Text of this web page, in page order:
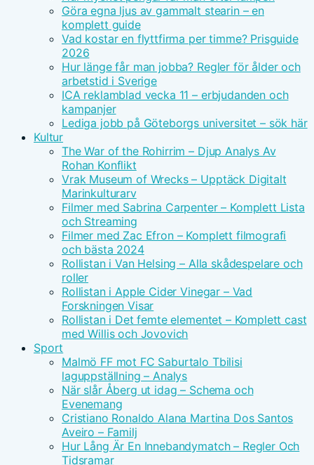
Göra egna ljus av gammalt stearin – en
komplett guide
Vad kostar en flyttfirma per timme? Prisguide
2026
Hur länge får man jobba? Regler för ålder och
arbetstid i Sverige
ICA reklamblad vecka 11 – erbjudanden och
kampanjer
Lediga jobb på Göteborgs universitet – sök här
Kultur
The War of the Rohirrim – Djup Analys Av
Rohan Konflikt
Vrak Museum of Wrecks – Upptäck Digitalt
Marinkulturarv
Filmer med Sabrina Carpenter – Komplett Lista
och Streaming
Filmer med Zac Efron – Komplett filmografi
och bästa 2024
Rollistan i Van Helsing – Alla skådespelare och
roller
Rollistan i Apple Cider Vinegar – Vad
Forskningen Visar
Rollistan i Det femte elementet – Komplett cast
med Willis och Jovovich
Sport
Malmö FF mot FC Saburtalo Tbilisi
laguppställning – Analys
När slår Åberg ut idag – Schema och
Evenemang
Cristiano Ronaldo Alana Martina Dos Santos
Aveiro – Familj
Hur Lång Är En Innebandymatch – Regler Och
Tidsramar